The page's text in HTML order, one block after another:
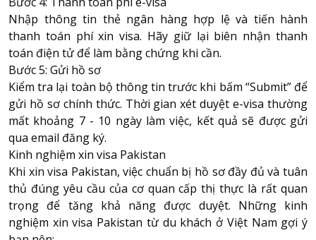
Nhập thông tin thẻ ngân hàng hợp lệ và tiến hành
thanh toán phí xin visa. Hãy giữ lại biên nhận thanh
toán điện tử để làm bằng chứng khi cần.
Bước 5: Gửi hồ sơ
Kiểm tra lại toàn bộ thông tin trước khi bấm “Submit” để
gửi hồ sơ chính thức. Thời gian xét duyệt e-visa thường
mất khoảng 7 - 10 ngày làm việc, kết quả sẽ được gửi
qua email đăng ký.
Kinh nghiệm xin visa Pakistan
Khi xin visa Pakistan, việc chuẩn bị hồ sơ đầy đủ và tuân
thủ đúng yêu cầu của cơ quan cấp thị thực là rất quan
trọng để tăng khả năng được duyệt. Những kinh
nghiệm xin visa Pakistan từ du khách ở Việt Nam gợi ý